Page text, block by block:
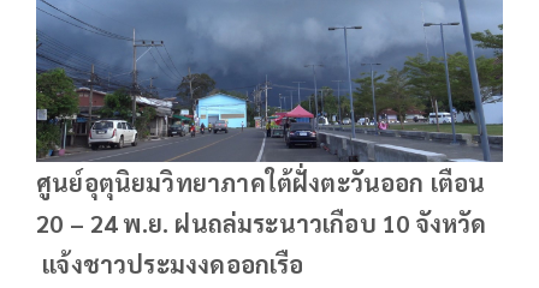
ศูนย์อุตุนิยมวิทยาภาคใต้ฝั่งตะวันออก เตือน
20 – 24 พ.ย. ฝนถล่มระนาวเกือบ 10 จังหวัด
แจ้งชาวประมงงดออกเรือ